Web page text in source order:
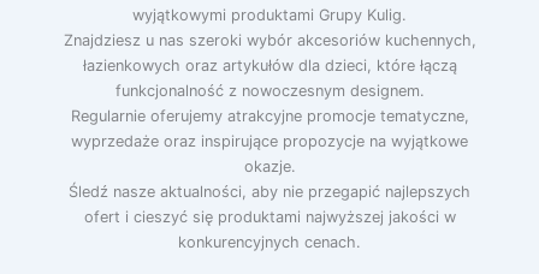
wyjątkowymi produktami Grupy Kulig.
Znajdziesz u nas szeroki wybór akcesoriów kuchennych,
łazienkowych oraz artykułów dla dzieci, które łączą
funkcjonalność z nowoczesnym designem.
Regularnie oferujemy atrakcyjne promocje tematyczne,
wyprzedaże oraz inspirujące propozycje na wyjątkowe
okazje.
Śledź nasze aktualności, aby nie przegapić najlepszych
ofert i cieszyć się produktami najwyższej jakości w
konkurencyjnych cenach.